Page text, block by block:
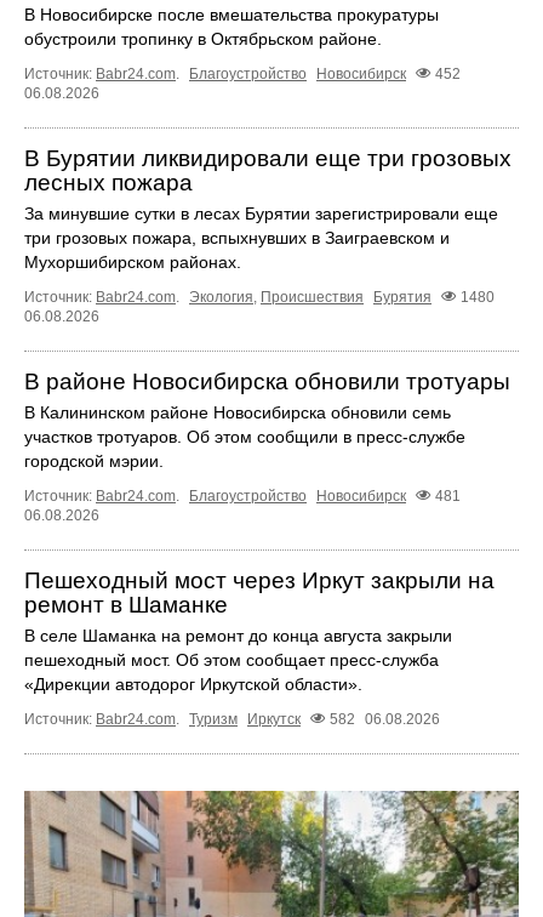
В Новосибирске после вмешательства прокуратуры
обустроили тропинку в Октябрьском районе.
Источник: Babr24.com. Благоустройство Новосибирск
452
06.08.2026
В Бурятии ликвидировали еще три грозовых
лесных пожара
За минувшие сутки в лесах Бурятии зарегистрировали еще
три грозовых пожара, вспыхнувших в Заиграевском и
Мухоршибирском районах.
Источник: Babr24.com. Экология, Происшествия Бурятия
1480
06.08.2026
В районе Новосибирска обновили тротуары
В Калининском районе Новосибирска обновили семь
участков тротуаров. Об этом сообщили в пресс-службе
городской мэрии.
Источник: Babr24.com. Благоустройство Новосибирск
481
06.08.2026
Пешеходный мост через Иркут закрыли на
ремонт в Шаманке
В селе Шаманка на ремонт до конца августа закрыли
пешеходный мост. Об этом сообщает пресс‑служба
«Дирекции автодорог Иркутской области».
Источник: Babr24.com. Туризм Иркутск 582 06.08.2026